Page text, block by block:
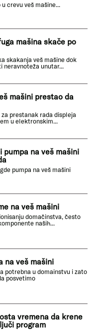
crevu veš mašine...
mašina skače po
skakanja veš mašine dok
neravnoteža unutar...
mašini prestao da
prestanak rada displeja
u elektronskim...
pumpa na veš mašini
pumpa na veš mašini
na veš mašini
domačinstva, često
naših...
na veš mašini
potrebna u domainstvu i zato
posvetimo
vremena da krene
program